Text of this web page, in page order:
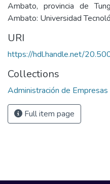
Ambato, provincia de
Ambato: Universidad
URI
https://hdl.handle.net/
Collections
Administración de Empresas
Full item page